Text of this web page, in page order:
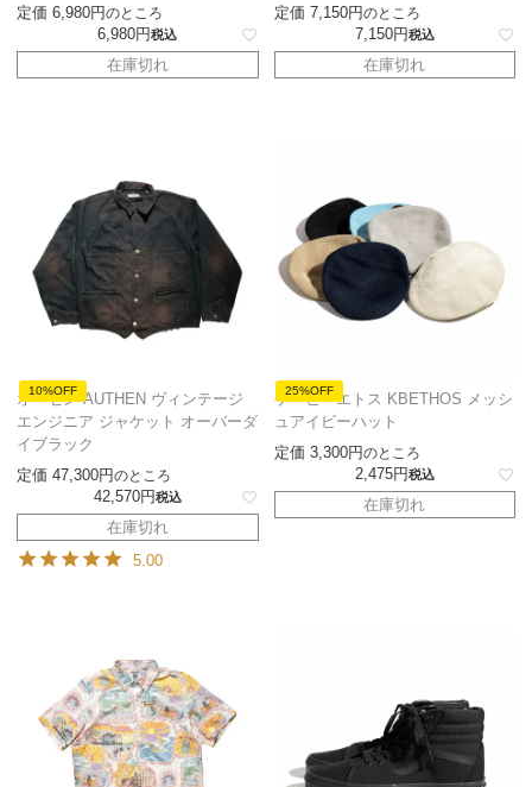
定価 6,980 のところ
6,980 税込
在庫切れ
定価 7,150 のところ
7,150 税込
在庫切れ
10%OFF
オーセン AUTHEN ヴィンテージ
エンジニア ジャケット オーバーダ
イブラック
定価 47,300 のところ
42,570 税込
在庫切れ
5.00
25%OFF
ケービーエトス KBETHOS メッシ
ュアイビーハット
定価 3,300 のところ
2,475 税込
在庫切れ